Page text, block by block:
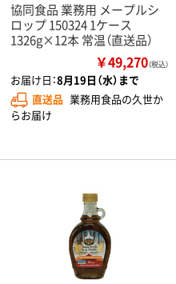
協同食品 業務用 メープルシ
ロップ 150324 1ケース
1326g×12本 常温（直送品）
￥49,270（税込）
お届け日：8月19日（水）まで
直送品 業務用食品の久世か
らお届け